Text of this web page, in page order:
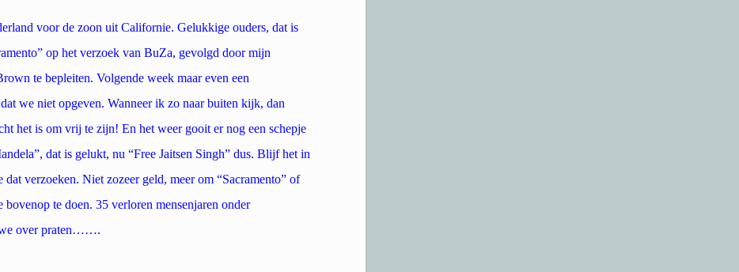
voor de zoon uit Californie. Gelukkige ouders, dat is
op het verzoek van BuZa, gevolgd door mijn
te bepleiten. Volgende week maar even een
we niet opgeven. Wanneer ik zo naar buiten kijk, dan
het is om vrij te zijn! En het weer gooit er nog een schepje
dat is gelukt, nu “Free Jaitsen Singh” dus. Blijf het in
verzoeken. Niet zozeer geld, meer om “Sacramento” of
bovenop te doen. 35 verloren mensenjaren onder
we over praten…….